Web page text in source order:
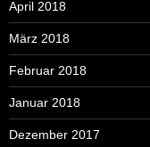
April 2018
März 2018
Februar 2018
Januar 2018
Dezember 2017